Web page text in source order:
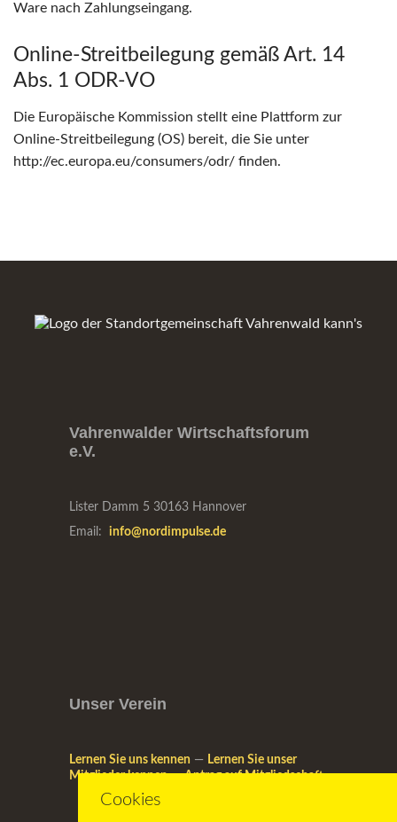
Ware nach Zahlungseingang.
Online-Streitbeilegung gemäß Art. 14
Abs. 1 ODR-VO
Die Europäische Kommission stellt eine Plattform zur
Online-Streitbeilegung (OS) bereit, die Sie unter
http://ec.europa.eu/consumers/odr/ finden.
Vahrenwalder Wirtschaftsforum
e.V.
Lister Damm 5 30163 Hannover
Email: info@nordimpulse.de
Unser Verein
Lernen Sie uns kennen — Lernen Sie unser
Mitglieder kennen— Antrag auf Mitgliedschaft
Cookies